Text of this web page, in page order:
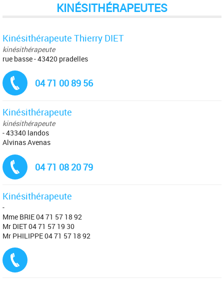
KINÉSITHÉRAPEUTES
Kinésithérapeute Thierry DIET
kinésithérapeute
rue basse - 43420 pradelles
04 71 00 89 56
Kinésithérapeute
kinésithérapeute
- 43340 landos
Alvinas Avenas
04 71 08 20 79
Kinésithérapeute
-
Mme BRIE 04 71 57 18 92
Mr DIET 04 71 57 19 30
Mr PHILIPPE 04 71 57 18 92